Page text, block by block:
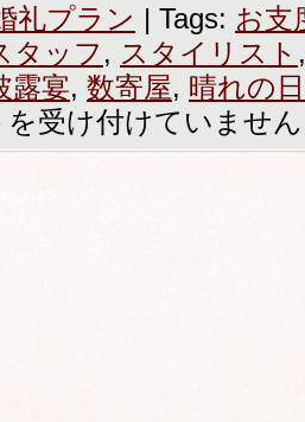
礼プラン | Tags: お支
タッフ , スタイリスト
露宴, 数寄屋, 晴れの日
を受け付けていません